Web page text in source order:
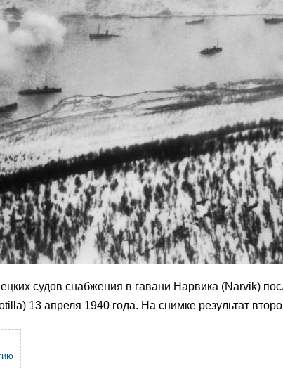
судов снабжения в гавани Нарвика (Narvik)
) 13 апреля 1940 года. На снимке результат